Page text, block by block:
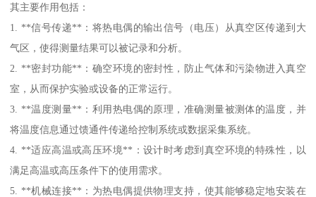
其主要作用包括：
1. **信号传递**：将热电偶的输出信号（电压）从真空区传递到大
气区，使得测量结果可以被记录和分析。
2. **密封功能**：确空环境的密封性，防止气体和污染物进入真空
室，从而保护实验或设备的正常运行。
3. **温度测量**：利用热电偶的原理，准确测量被测体的温度，并
将温度信息通过馈通件传递给控制系统或数据采集系统。
4. **适应高温或高压环境**：设计时考虑到真空环境的特殊性，以
满足高温或高压条件下的使用需求。
5. **机械连接**：为热电偶提供物理支持，使其能够稳定地安装在